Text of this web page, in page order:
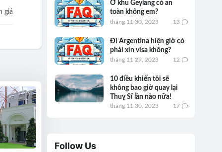
giá
Ở khu Geylang có an
toàn không em?
tháng 11 30, 2023 13
Đi Argentina hiện giờ có
phải xin visa không?
tháng 11 29, 2023 12
10 điều khiến tôi sẽ
không bao giờ quay lại
Thuỵ Sĩ lần nào nữa!
tháng 11 30, 2023 17
Follow Us